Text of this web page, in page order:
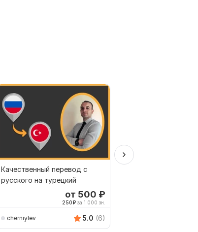
Качественный перевод с
русского на турецкий
от 500 ₽
250₽ за 1 000 зн.
cherniylev 5.0 (6)